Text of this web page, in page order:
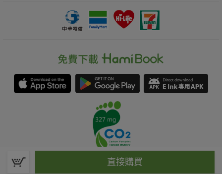
直接購買